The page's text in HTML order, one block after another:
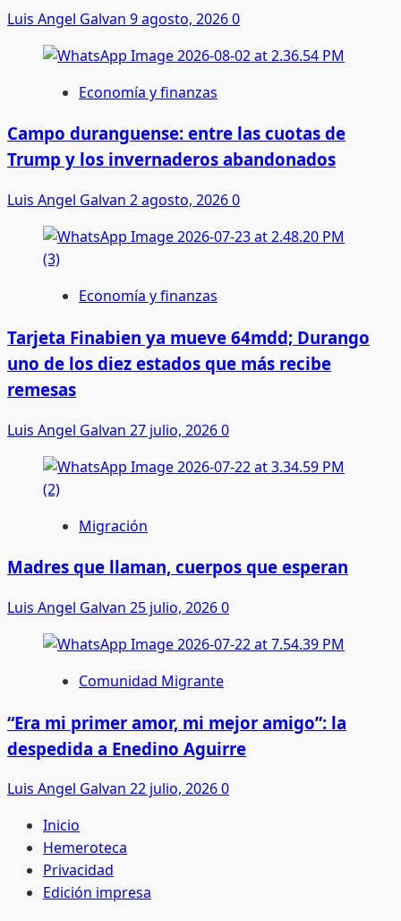
Luis Angel Galvan 9 agosto, 20260
Economía y finanzas
Campo duranguense: entre las cuotas de
Trump y los invernaderos abandonados
Luis Angel Galvan 2 agosto, 20260
Economía y finanzas
Tarjeta Finabien ya mueve 64mdd; Durango
uno de los diez estados que más recibe
remesas
Luis Angel Galvan 27 julio, 20260
Migración
Madres que llaman, cuerpos que esperan
Luis Angel Galvan 25 julio, 20260
Comunidad Migrante
“Era mi primer amor, mi mejor amigo”: la
despedida a Enedino Aguirre
Luis Angel Galvan 22 julio, 20260
Inicio
Hemeroteca
Privacidad
Edición impresa